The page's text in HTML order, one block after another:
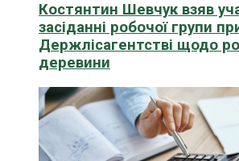
Костянтин Шевчук взяв
засіданні робочої групи
Держлісагентстві щодо
деревини